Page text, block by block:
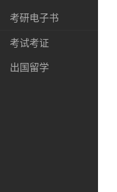
考研电子书
考试考证
出国留学